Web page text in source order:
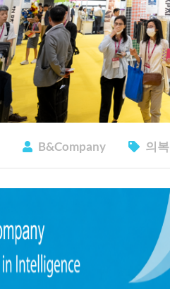
B&Company 의복